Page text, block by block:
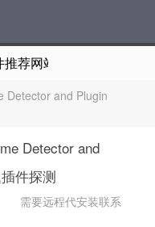
荐网站，非Google
Detector and Plugin
Detector and
件探测
需要远程代安装联系